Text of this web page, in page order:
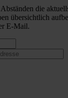
die
übersichtlich
E-Mail.